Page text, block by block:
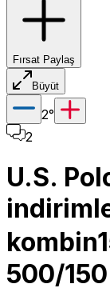
Fırsat Paylaş
Büyüt
2°
2
U.S.
500/